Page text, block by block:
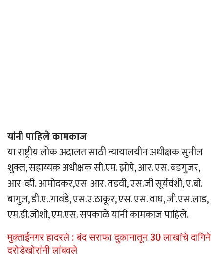
यांनी पाहिले कामकाज
या राष्ट्रीय लोक अदालत साठी न्यायालयीन अधीक्षक सुनील
शुक्ल, सहाय्यक अधीक्षक सी.एम. झोपे, आर. एस. बडगुजर,
आर. व्ही. आमोदकर,एस. आर. तडवी, एस.जी सूर्यवंशी, ए.बी.
बागुल, डी.ए..गावंडे, एस.ए.ठाकूर, एस. एस. वाघ, जी.एस.लाड,
एम.डी.जोशी, एम.एस. सपकाळे यांनी कामकाज पाहिले.
मुक्ताईनगर हादरले : बंद सराफा दुकानातून 30 लाखांचे दागिने
दरोडेखोरांनी लांबवले